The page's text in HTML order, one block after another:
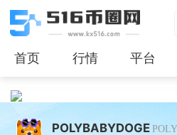
首页 行情 平台
POLYBABYDOGE